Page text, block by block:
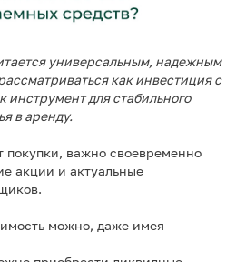
универсальным, надежным
как инвестиция с
инструмент для стабильного
в аренду.
покупки, важно своевременно
акции и актуальные
можно, даже имея